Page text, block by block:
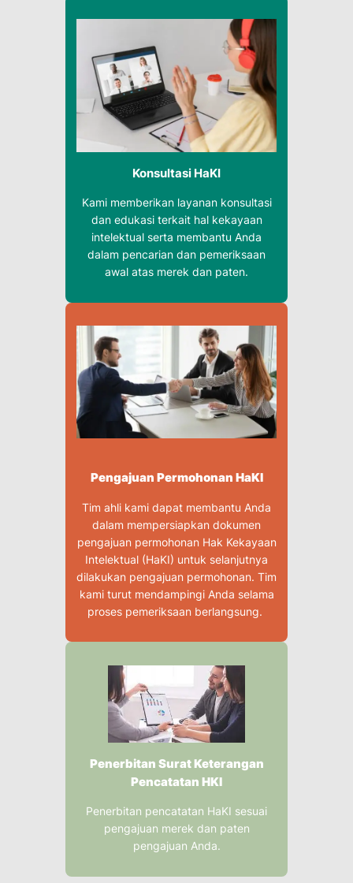
Konsultasi HaKI
Kami memberikan layanan konsultasi
dan edukasi terkait hal kekayaan
intelektual serta membantu Anda
dalam pencarian dan pemeriksaan
awal atas merek dan paten.
Pengajuan Permohonan HaKI
Tim ahli kami dapat membantu Anda
dalam mempersiapkan dokumen
pengajuan permohonan Hak Kekayaan
Intelektual (HaKI) untuk selanjutnya
dilakukan pengajuan permohonan. Tim
kami turut mendampingi Anda selama
proses pemeriksaan berlangsung.
Penerbitan Surat Keterangan
Pencatatan HKI
Penerbitan pencatatan HaKI sesuai
pengajuan merek dan paten
pengajuan Anda.